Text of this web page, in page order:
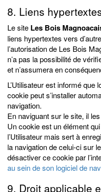
8. Liens
Le site Les Bois
liens hypertextes vers
l’autorisation de Les Bois
n’a pas la possibilité de
et n’assumera en
L’Utilisateur est informé
cookie peut s’installer
navigation.
En naviguant sur le site, il
Un cookie est un élément
l’Utilisateur mais sert à
la navigation de celui-ci sur
désactiver ce cookie par
au sein de son logiciel de
9. Droit applicable